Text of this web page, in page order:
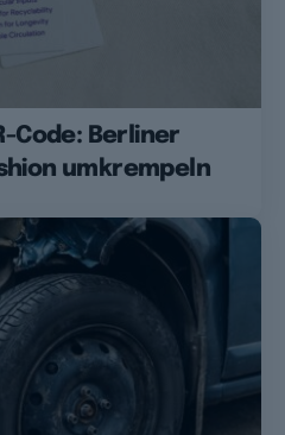
Code: Berliner
umkrempeln